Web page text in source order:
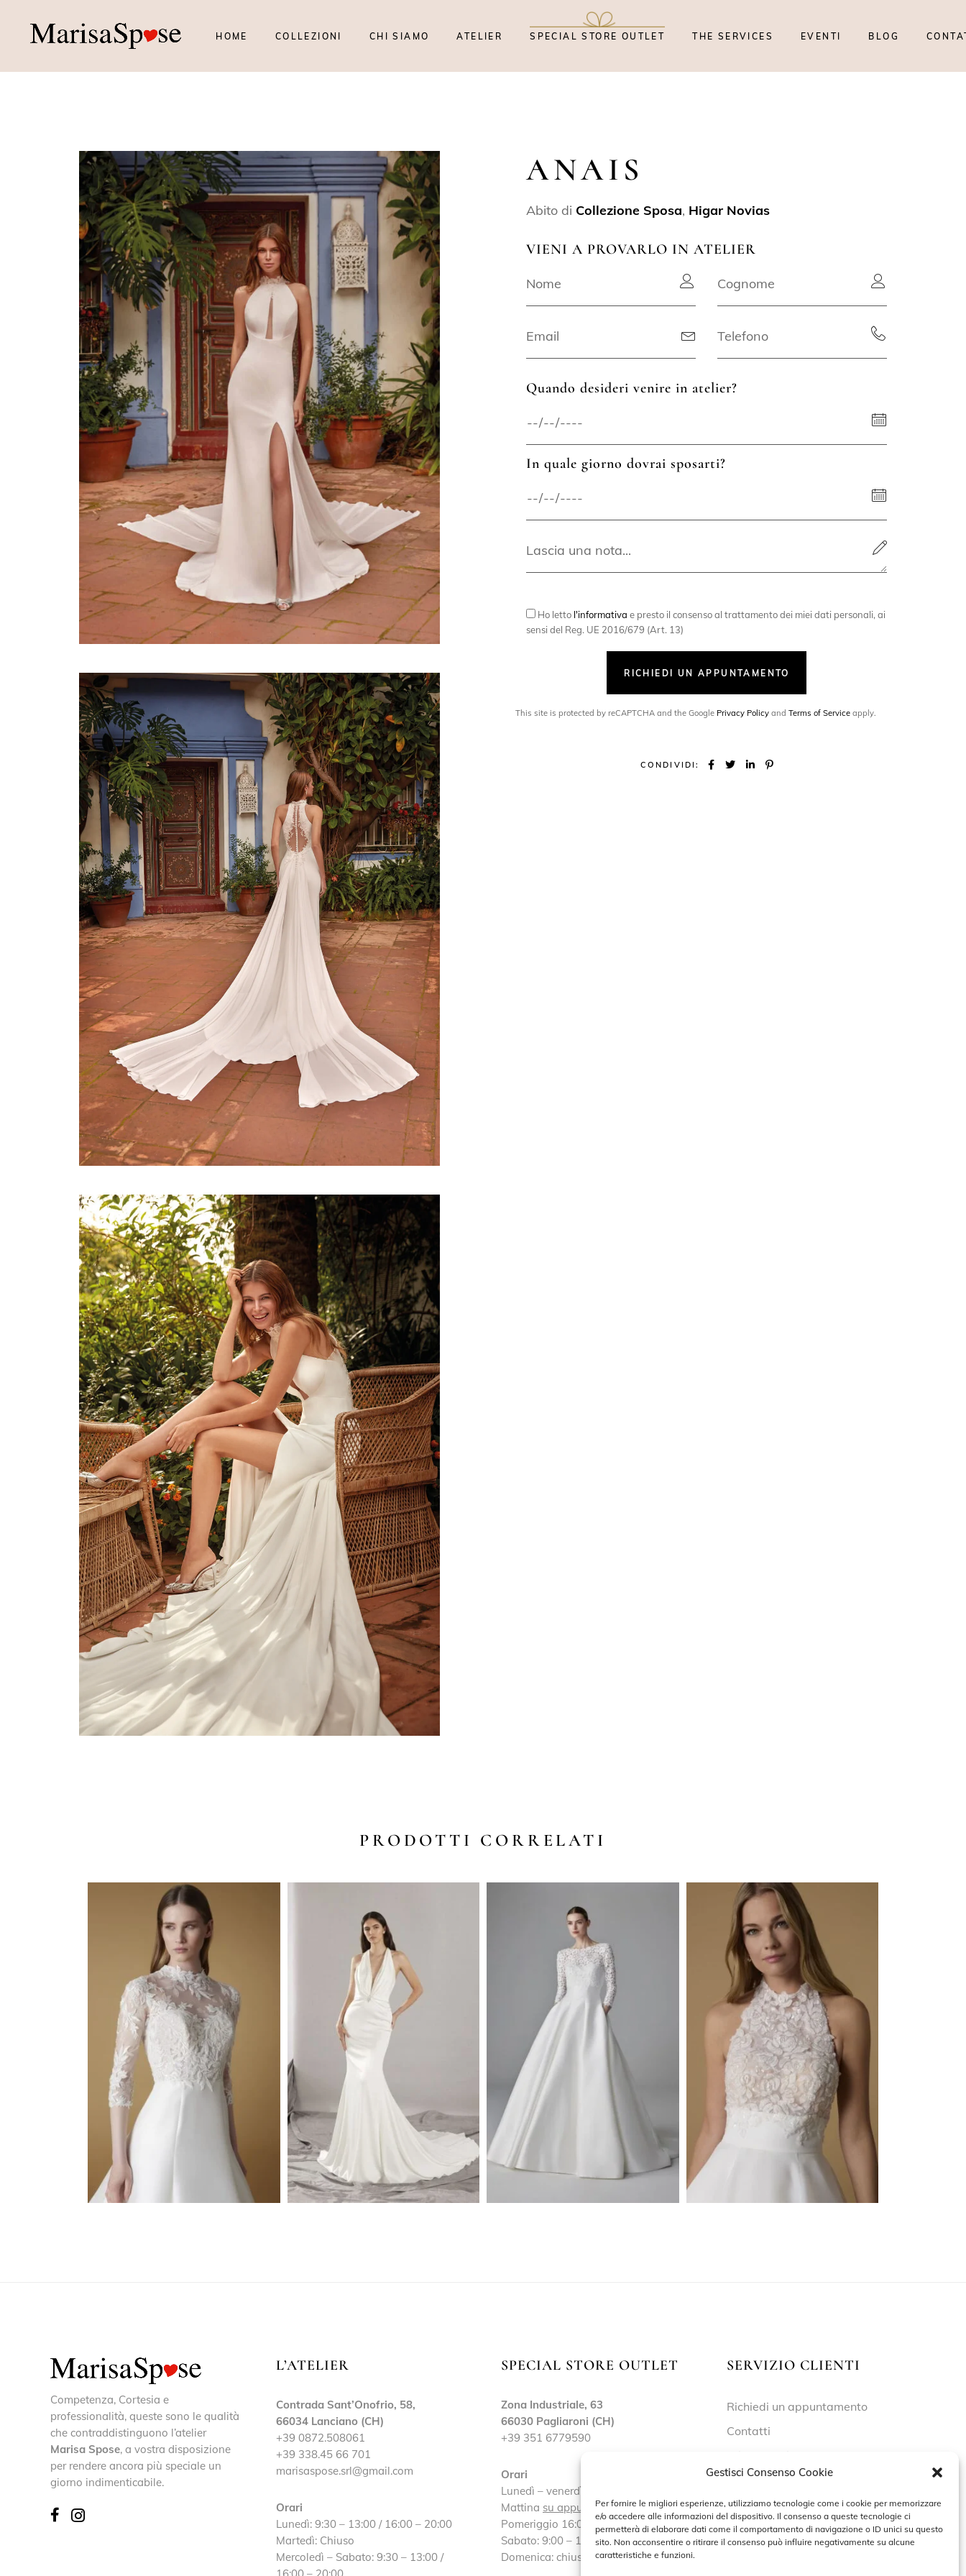
Gestisci Consenso Cookie
Per fornire le migliori esperienze, utilizziamo tecnologie come i cookie per memorizzare
e/o accedere alle informazioni del dispositivo. Il consenso a queste tecnologie ci
permetterà di elaborare dati come il comportamento di navigazione o ID unici su questo
sito. Non acconsentire o ritirare il consenso può influire negativamente su alcune
caratteristiche e funzioni.
HOME COLLEZIONI CHI SIAMO ATELIER SPECIAL STORE OUTLET THE SERVICES EVENTI BLOG
ANAIS
Abito di Collezione Sposa, Higar Novias
VIENI A PROVARLO IN ATELIER
Quando desideri venire in atelier?
In quale giorno dovrai sposarti?
Ho letto l'informativa e presto il consenso al trattamento dei miei dati personali, ai
sensi del Reg. UE 2016/679 (Art. 13)
RICHIEDI UN APPUNTAMENTO
This site is protected by reCAPTCHA and the Google Privacy Policy and Terms of Service apply.
CONDIVIDI:
PRODOTTI CORRELATI
Competenza, Cortesia e
professionalità, queste sono le qualità
che contraddistinguono l’atelier
Marisa Spose, a vostra disposizione
per rendere ancora più speciale un
giorno indimenticabile.
L’ATELIER
Contrada Sant’Onofrio, 58,
66034 Lanciano (CH)
+39 0872.508061
+39 338.45 66 701
marisaspose.srl@gmail.com
Orari
Lunedì: 9:30 – 13:00 / 16:00 – 20:00
Martedì: Chiuso
Mercoledì – Sabato: 9:30 – 13:00 /
SPECIAL STORE OUTLET
Zona Industriale, 63
66030 Pagliaroni (CH)
+39 351 6779590
Orari
Lunedì – venerdì:
Mattina su appuntamento
Pomeriggio 16:00 – 19:30
Sabato: 9:00 – 13:00 / 16:30 – 19:30
Domenica: chiuso
SERVIZIO CLIENTI
Richiedi un appuntamento
Contatti
Cookie Policy